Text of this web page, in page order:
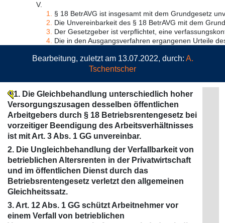
V.
1.
§ 18 BetrAVG ist insgesamt mit dem Grundgesetz
2.
Die Unvereinbarkeit des § 18 BetrAVG mit dem
3.
Der Gesetzgeber ist verpflichtet, eine
4. Die in den Ausgangsverfahren ergangenen Urteile
Bearbeitung, zuletzt am 13.07.2022, durch: A.
Tschentscher
1. Die Gleichbehandlung unterschiedlich hoher
Versorgungszusagen desselben öffentlichen
Arbeitgebers durch § 18 Betriebsrentengesetz bei
vorzeitiger Beendigung des Arbeitsverhältnisses
ist mit Art. 3 Abs. 1 GG unvereinbar.
2. Die Ungleichbehandlung der Verfallbarkeit von
betrieblichen Altersrenten in der Privatwirtschaft
und im öffentlichen Dienst durch das
Betriebsrentengesetz verletzt den allgemeinen
Gleichheitssatz.
3. Art. 12 Abs. 1 GG schützt Arbeitnehmer vor
einem Verfall von betrieblichen